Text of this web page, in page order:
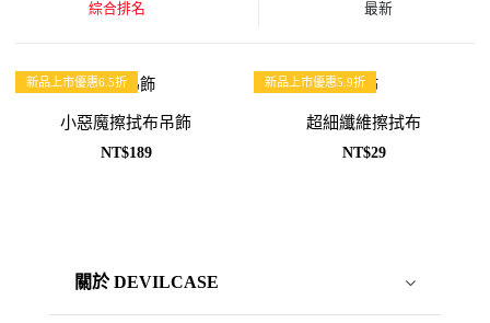
綜合排名 最新
新品上市優惠6.5折
小惡魔擦拭布吊飾
NT$189
新品上市優惠5.9折
超細纖維擦拭布
NT$29
關於 DEVILCASE